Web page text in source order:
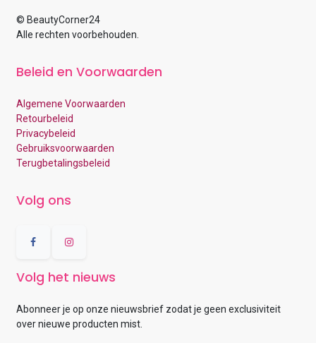
© BeautyCorner24
Alle rechten voorbehouden.
Beleid en Voorwaarden
Algemene Voorwaarden
Retourbeleid
Privacybeleid
Gebruiksvoorwaarden
Terugbetalingsbeleid
Volg ons
Volg het nieuws
Abonneer je op onze nieuwsbrief zodat je geen exclusiviteit
over nieuwe producten mist.